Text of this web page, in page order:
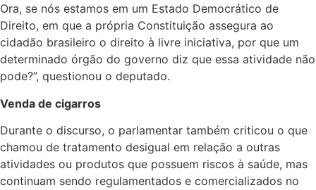
Ora, se nós estamos em um Estado Democrático de
Direito, em que a própria Constituição assegura ao
cidadão brasileiro o direito à livre iniciativa, por que um
determinado órgão do governo diz que essa atividade não
pode?”, questionou o deputado.
Venda de cigarros
Durante o discurso, o parlamentar também criticou o que
chamou de tratamento desigual em relação a outras
atividades ou produtos que possuem riscos à saúde, mas
continuam sendo regulamentados e comercializados no